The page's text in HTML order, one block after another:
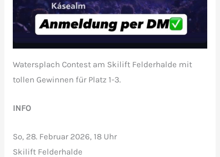
Watersplach Contest am Skilift Felderhalde mit
tollen Gewinnen für Platz 1-3.
INFO
So, 28. Februar 2026, 18 Uhr
Skilift Felderhalde